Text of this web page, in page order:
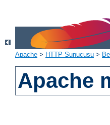
Apache > HTTP Sunucusu >
Apache